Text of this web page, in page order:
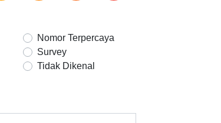
Nomor Terpercaya
Survey
Tidak Dikenal